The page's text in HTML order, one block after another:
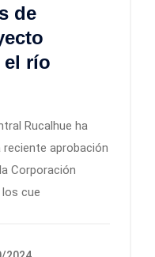
de
el río
Rucalhue ha
aprobación
Corporación
cue